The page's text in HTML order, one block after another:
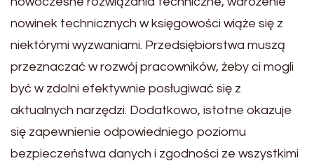
nowinek technicznych w księgowości wiąże się z
niektórymi wyzwaniami. Przedsiębiorstwa muszą
przeznaczać w rozwój pracowników, żeby ci mogli
być w zdolni efektywnie posługiwać się z
aktualnych narzędzi. Dodatkowo, istotne okazuje
się zapewnienie odpowiedniego poziomu
bezpieczeństwa danych i zgodności ze wszystkimi